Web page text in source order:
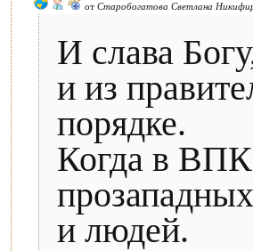
от Старобогатова Светлана
И слава
и из
порядке.
Когда в ВПК
и людей.